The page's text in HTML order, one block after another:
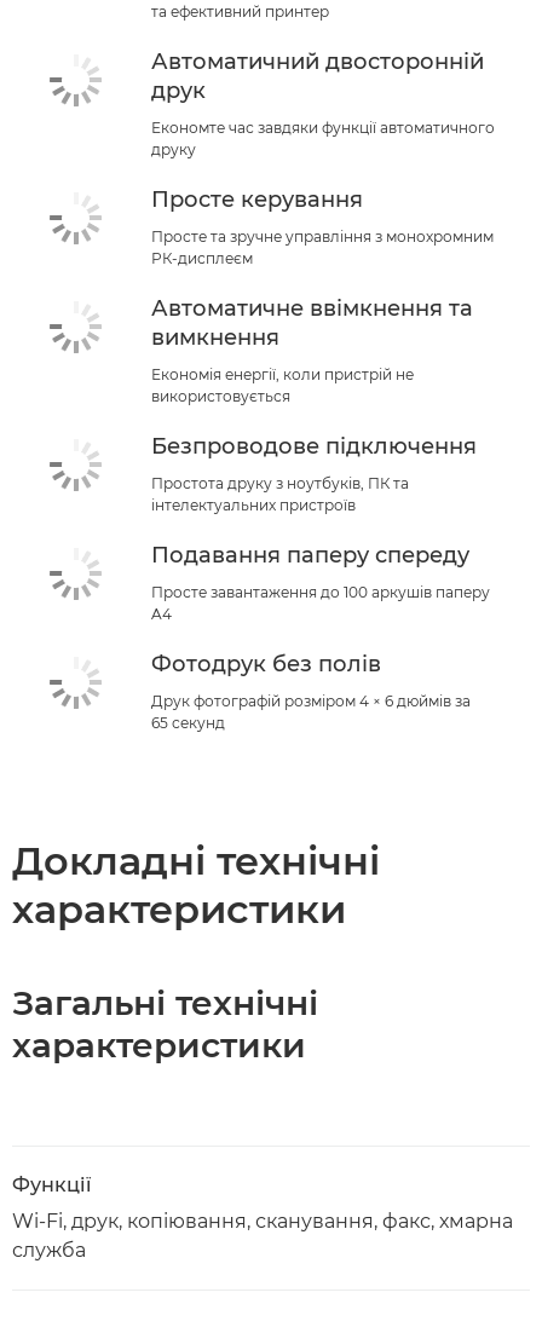
та ефективний принтер
Автоматичний двосторонній
друк
Економте час завдяки функції автоматичного
друку
Просте керування
Просте та зручне управління з монохромним
РК-дисплеєм
Автоматичне ввімкнення та
вимкнення
Економія енергії, коли пристрій не
використовується
Безпроводове підключення
Простота друку з ноутбуків, ПК та
інтелектуальних пристроїв
Подавання паперу спереду
Просте завантаження до 100 аркушів паперу
A4
Фотодрук без полів
Друк фотографій розміром 4 × 6 дюймів за
65 секунд
Докладні технічні
характеристики
Загальні технічні
характеристики
Функції
Wi-Fi, друк, копіювання, сканування, факс, хмарна
служба